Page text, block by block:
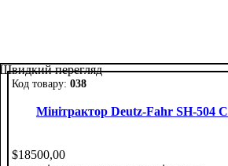
Швидкий перегляд
038
Мінітрактор Deutz-Fahr SH-504 С
$18500,00